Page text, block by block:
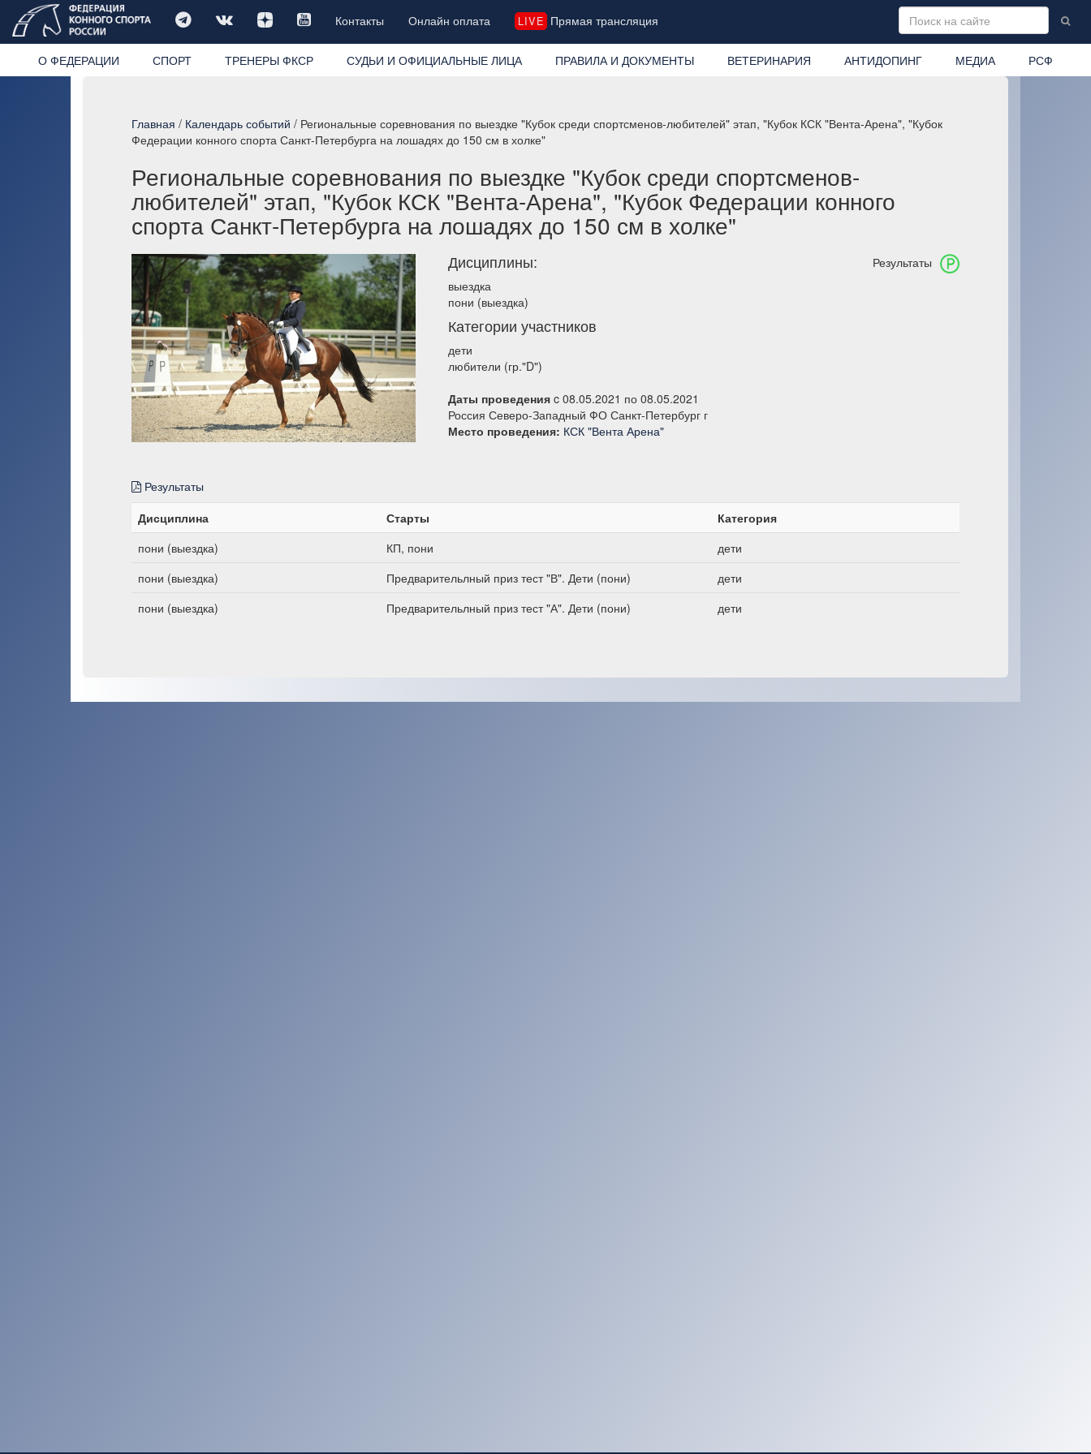
Контакты Онлайн оплата LIVE Прямая трансляция
О ФЕДЕРАЦИИ СПОРТ ТРЕНЕРЫ ФКСР СУДЬИ И ОФИЦИАЛЬНЫЕ ЛИЦА ПРАВИЛА И ДОКУМЕНТЫ ВЕТЕРИНАРИЯ АНТИДОПИНГ МЕДИА РСФ
Главная / Календарь событий / Региональные соревнования по выездке "Кубок среди спортсменов-любителей" этап, "Кубок КСК "Вента-Арена", "Кубок
Федерации конного спорта Санкт-Петербурга на лошадях до 150 см в холке"
Региональные соревнования по выездке "Кубок среди спортсменов-
любителей" этап, "Кубок КСК "Вента-Арена", "Кубок Федерации конного
спорта Санкт-Петербурга на лошадях до 150 см в холке"
Результаты
Дисциплины:
выездка
пони (выездка)
Категории участников
дети
любители (гр."D")
Даты проведения c 08.05.2021 по 08.05.2021
Россия Северо-Западный ФО Санкт-Петербург г
Место проведения: КСК "Вента Арена"
Результаты
Дисциплина
Старты
Категория
пони (выездка)
КП, пони
дети
пони (выездка)
Предварительлный приз тест "В". Дети (пони)
дети
пони (выездка)
Предварительлный приз тест "А". Дети (пони) дети